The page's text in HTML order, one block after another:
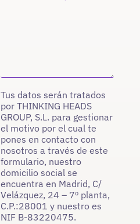
Tus datos serán tratados
por THINKING HEADS
GROUP, S.L. para gestionar
el motivo por el cual te
pones en contacto con
nosotros a través de este
formulario, nuestro
domicilio social se
encuentra en Madrid, C/
Velázquez, 24 – 7º planta,
C.P.:28001 y nuestro es
NIF B-83220475.